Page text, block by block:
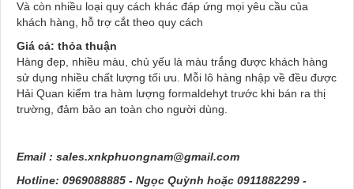
Và còn nhiều loại quy cách khác đáp ứng mọi yêu cầu của
khách hàng, hỗ trợ cắt theo quy cách
Giá cả: thỏa thuận
Hàng đẹp, nhiều màu, chủ yếu là màu trắng được khách hàng
sử dụng nhiều chất lượng tối ưu. Mỗi lô hàng nhập về đều được
Hải Quan kiểm tra hàm lượng formaldehyt trước khi bán ra thị
trường, đảm bảo an toàn cho người dùng.
Email : sales.xnkphuongnam@gmail.com
Hotline: 0969088885 - Ngọc Quỳnh hoặc 0911882299 -